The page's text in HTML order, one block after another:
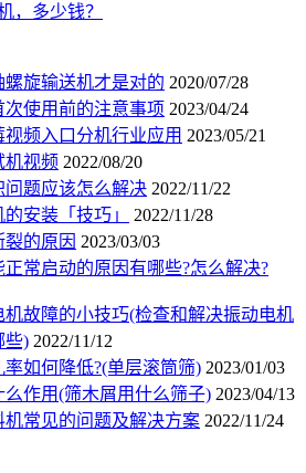
，多少钱？
旋输送机才是对的 2020/07/28
使用前的注意事项 2023/04/24
频入口分机行业应用 2023/05/21
机视频 2022/08/20
题应该怎么解决 2022/11/22
安装「技巧」
2022/11/28
的原因 2023/03/03
常启动的原因有哪些?怎么解决?
故障的小技巧(检查和解决振动电机
些) 2022/11/12
如何降低?(单层滚筒筛) 2023/01/03
作用(筛木屑用什么筛子) 2023/04/13
常见的问题及解决方案 2022/11/24